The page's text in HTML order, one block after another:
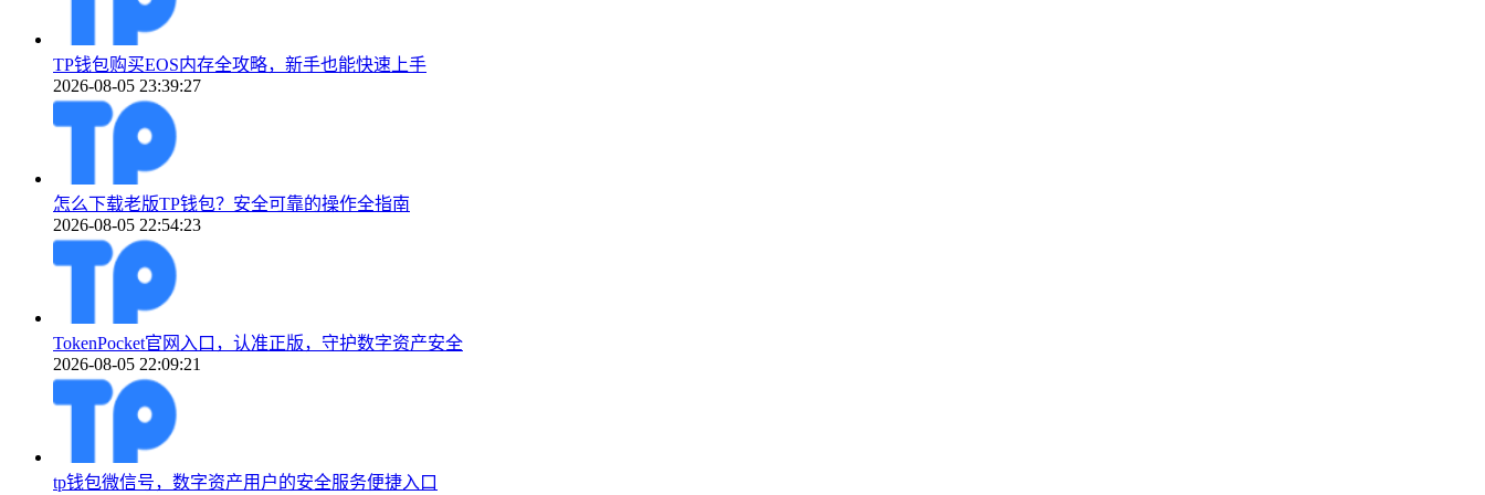
TP钱包购买EOS内存全攻略，新手也能快速上手
2026-08-05 23:39:27
怎么下载老版TP钱包？安全可靠的操作全指南
2026-08-05 22:54:23
TokenPocket官网入口，认准正版，守护数字资产安全
2026-08-05 22:09:21
tp钱包微信号，数字资产用户的安全服务便捷入口